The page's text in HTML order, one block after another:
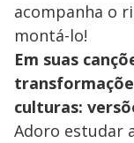
acompanha o
montá-lo!
Em suas
culturas:
Adoro estudar